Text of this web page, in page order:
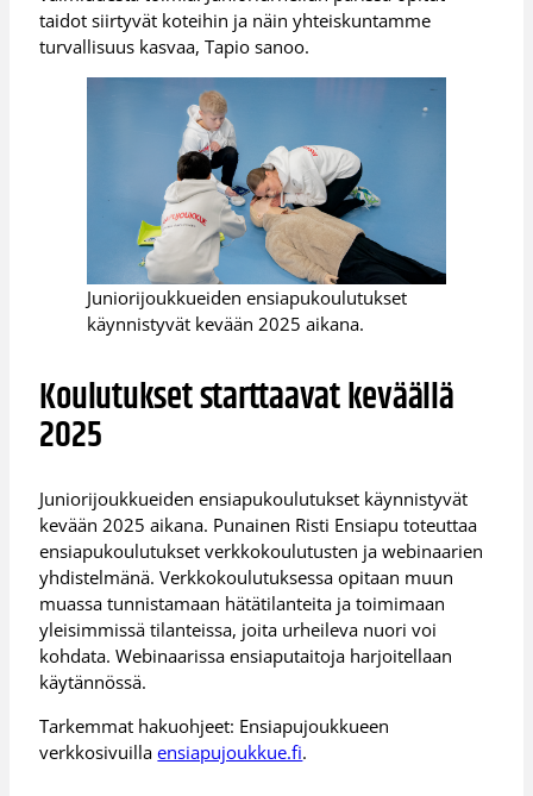
taidot siirtyvät koteihin ja näin yhteiskuntamme
turvallisuus kasvaa, Tapio sanoo.
Juniorijoukkueiden ensiapukoulutukset
käynnistyvät kevään 2025 aikana.
Koulutukset starttaavat keväällä
2025
Juniorijoukkueiden ensiapukoulutukset käynnistyvät
kevään 2025 aikana. Punainen Risti Ensiapu toteuttaa
ensiapukoulutukset verkkokoulutusten ja webinaarien
yhdistelmänä. Verkkokoulutuksessa opitaan muun
muassa tunnistamaan hätätilanteita ja toimimaan
yleisimmissä tilanteissa, joita urheileva nuori voi
kohdata. Webinaarissa ensiaputaitoja harjoitellaan
käytännössä.
Tarkemmat hakuohjeet: Ensiapujoukkueen
verkkosivuillaensiapujoukkue.fi.